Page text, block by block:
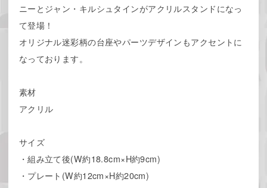
ニーとジャン・キルシュタインがアクリルスタンドになっ
て登場！
オリジナル迷彩柄の台座やパーツデザインもアクセントに
なっております。
素材
アクリル
サイズ
・組み立て後(W約18.8cm×H約9cm)
・プレート(W約12cm×H約20cm)